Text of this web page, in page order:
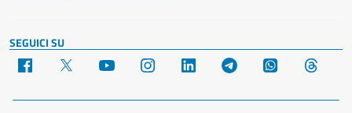
SEGUICI SU
Facebook YouTube Instagram LinkedIn Telegram WhatsApp